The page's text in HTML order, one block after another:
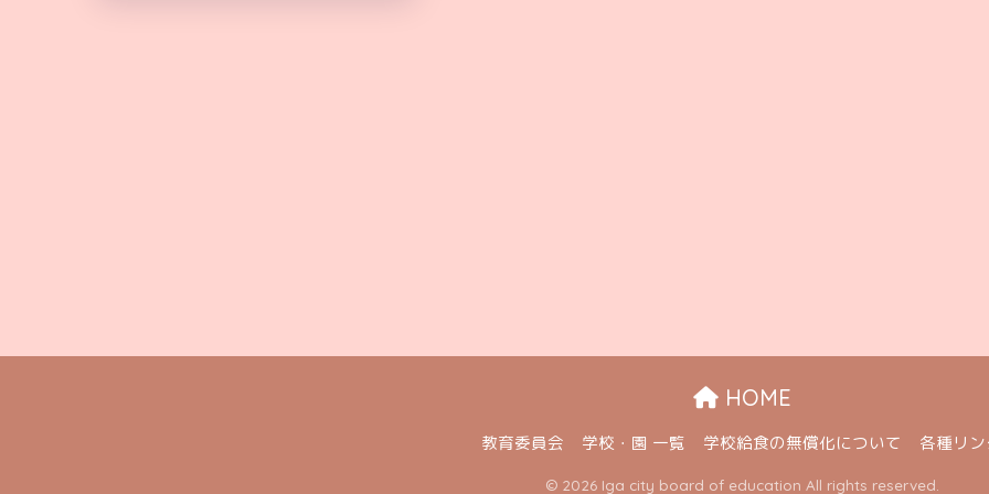
HOME
教育委員会 学校・園 一覧 学校給食の無償化について 各種リ
© 2026 Iga city board of education All rights reserved.